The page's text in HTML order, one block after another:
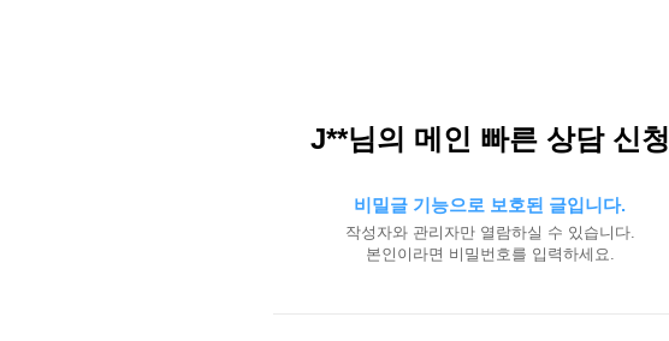
J**님의 메인 빠른 상담 신청
비밀글 기능으로 보호된 글입니다.
작성자와 관리자만 열람하실 수 있습니다.
본인이라면 비밀번호를 입력하세요.